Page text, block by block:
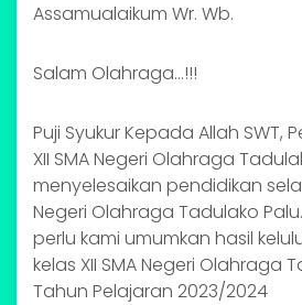
Assamualaikum Wr. Wb.
Salam Olahraga...!!!
Puji Syukur Kepada Allah SWT,
XII SMA Negeri Olahraga
menyelesaikan pendidikan
Negeri Olahraga Tadulako
perlu kami umumkan hasil
kelas XII SMA Negeri Olahraga
Tahun Pelajaran 2023/2024